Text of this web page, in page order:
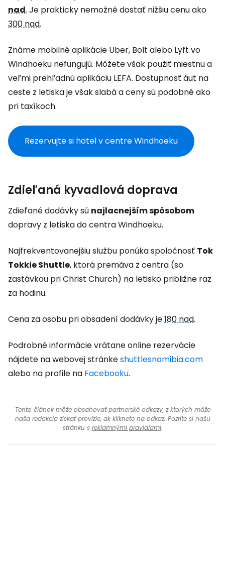
nad. Je prakticky nemožné dostať nižšiu cenu ako
300 nad.
Známe mobilné aplikácie Uber, Bolt alebo Lyft vo
Windhoeku nefungujú. Môžete však použiť miestnu a
veľmi prehľadnú aplikáciu LEFA. Dostupnosť áut na
ceste z letiska je však slabá a ceny sú podobné ako
pri taxíkoch.
Rezervujte si hotel v centre Windhoeku
Zdieľaná kyvadlová doprava
Zdieľané dodávky sú najlacnejším spôsobom
dopravy z letiska do centra Windhoeku.
Najfrekventovanejšiu službu ponúka spoločnosť Tok
Tokkie Shuttle, ktorá premáva z centra (so
zastávkou pri Christ Church) na letisko približne raz
za hodinu.
Cena za osobu pri obsadení dodávky je180 nad.
Podrobné informácie vrátane online rezervácie
nájdete na webovej stránkeshuttlesnamibia.com
alebo na profile na Facebooku.
Tento článok môže obsahovať partnerské odkazy, z ktorých môže
naša redakcia získať provízie, ak kliknete na odkaz. Pozrite si našu
stránku s reklamnými pravidlami.